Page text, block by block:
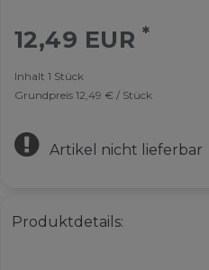
12,49 EUR *
Inhalt 1 Stück
Grundpreis 12,49 € / Stück
Artikel nicht lieferbar
Produktdetails: